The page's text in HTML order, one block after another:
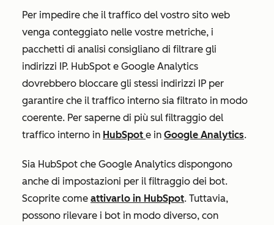
Per impedire che il traffico del vostro sito web
venga conteggiato nelle vostre metriche, i
pacchetti di analisi consigliano di filtrare gli
indirizzi IP. HubSpot e Google Analytics
dovrebbero bloccare gli stessi indirizzi IP per
garantire che il traffico interno sia filtrato in modo
coerente. Per saperne di più sul filtraggio del
traffico interno in HubSpot e in Google Analytics.
Sia HubSpot che Google Analytics dispongono
anche di impostazioni per il filtraggio dei bot.
Scoprite come attivarlo in HubSpot. Tuttavia,
possono rilevare i bot in modo diverso, con